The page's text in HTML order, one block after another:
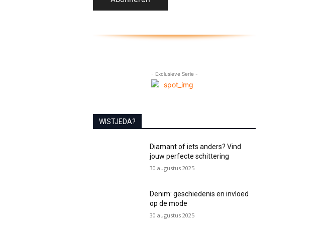
- Exclusieve Serie -
WISTJEDA?
Diamant of iets anders? Vind
jouw perfecte schittering
30 augustus 2025
Denim: geschiedenis en invloed
op de mode
30 augustus 2025